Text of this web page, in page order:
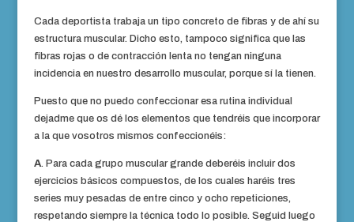
Cada deportista trabaja un tipo concreto de fibras y de ahí su
estructura muscular. Dicho esto, tampoco significa que las
fibras rojas o de contracción lenta no tengan ninguna
incidencia en nuestro desarrollo muscular, porque sí la tienen.
Puesto que no puedo confeccionar esa rutina individual
dejadme que os dé los elementos que tendréis que incorporar
a la que vosotros mismos confeccionéis:
A. Para cada grupo muscular grande deberéis incluir dos
ejercicios básicos compuestos, de los cuales haréis tres
series muy pesadas de entre cinco y ocho repeticiones,
respetando siempre la técnica todo lo posible. Seguid luego